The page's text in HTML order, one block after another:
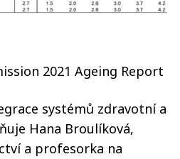
2021 Ageing Report
systémů zdravotní a
Hana Broulíková,
a profesorka na